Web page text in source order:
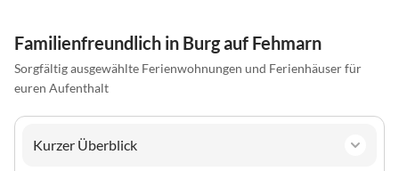
Familienfreundlich in Burg auf Fehmarn
Sorgfältig ausgewählte Ferienwohnungen und Ferienhäuser für
euren Aufenthalt
Kurzer Überblick